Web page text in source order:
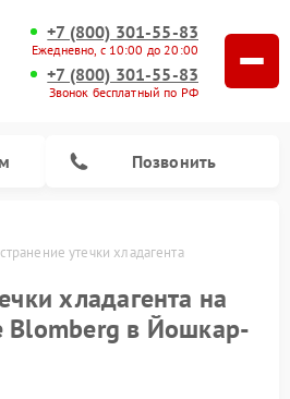
+7 (800) 301-55-83
Ежедневно, с 10:00 до 20:00
+7 (800) 301-55-83
Звонок бесплатный по РФ
Позвонить
утечки хладагента
хладагента на
Blomberg в Йошкар-